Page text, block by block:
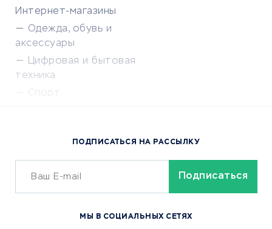
Интернет-магазины
Одежда, обувь и
аксессуары
Цифровая и бытовая
техника
Спорт
Сервисы доставки
ОБУЧЕНИЕ И РАБОТА
ПОДПИСАТЬСЯ НА РАССЫЛКУ
МЫ В СОЦИАЛЬНЫХ СЕТЯХ